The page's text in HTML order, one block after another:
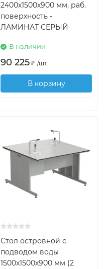
2400х1500х900 мм, раб.
поверхность -
ЛАМИНАТ СЕРЫЙ
В наличии
90 225 ₽ /шт.
В корзину
Стол островной с
подводом воды
1500х1500х900 мм (2